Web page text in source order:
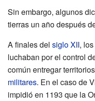
Sin embargo, algunos
tierras un año después
A finales del siglo XII,
luchaban por el control
común entregar
militares. En el caso de
impidió en 1193 que la